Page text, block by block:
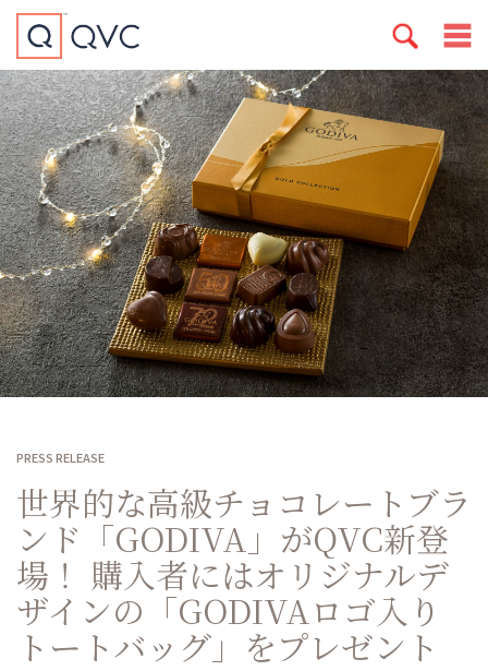
PRESS RELEASE
世界的な高級チョコレートブラ
ンド「GODIVA」がQVC新登
場！ 購入者にはオリジナルデ
ザインの「GODIVAロゴ入り
トートバッグ」をプレゼント